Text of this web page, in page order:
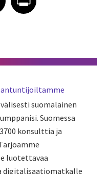
suomalainen
Suomessa
konsulttia ja
luotettavaa
digitalisaatiomatkalle